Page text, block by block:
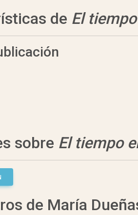
de El
sobre El tiempo
de María